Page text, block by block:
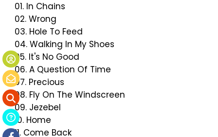
01. In Chains
02. Wrong
03. Hole To Feed
04. Walking In My Shoes
05. It's No Good
06. A Question Of Time
07. Precious
08. Fly On The Windscreen
09. Jezebel
10. Home
11. Come Back